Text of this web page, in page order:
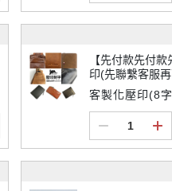
【先付款先付
印(先聯繫客服再
客製化壓印(8